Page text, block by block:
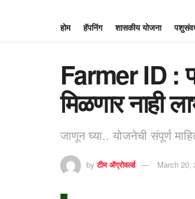
होम हॅपनिंग शासकीय योजना
Farmer ID :
मिळणार नाही
जाणून घ्या.. योजनेची संपूर्ण
by टीम ॲग्रोवर्ल्ड March 20,